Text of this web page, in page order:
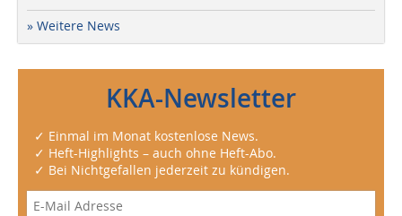
» Weitere News
KKA-Newsletter
✓ Einmal im Monat kostenlose News.
✓ Heft-Highlights – auch ohne Heft-Abo.
✓ Bei Nichtgefallen jederzeit zu kündigen.